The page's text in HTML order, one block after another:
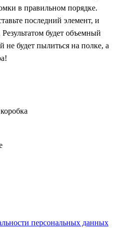
в правильном порядке.
последний элемент, и
будет объемный
будет пылиться на полке, а
персональных данных